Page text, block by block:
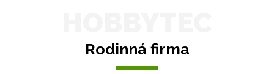
Rodinná firma